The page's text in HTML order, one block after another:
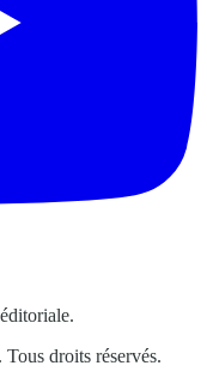
droits réservés.